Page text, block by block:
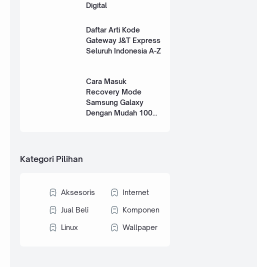
Digital
Daftar Arti Kode
Gateway J&T Express
Seluruh Indonesia A-Z
Cara Masuk
Recovery Mode
Samsung Galaxy
Dengan Mudah 100%
Kategori Pilihan
Aksesoris Internet
Jual Beli Komponen
Linux Wallpaper